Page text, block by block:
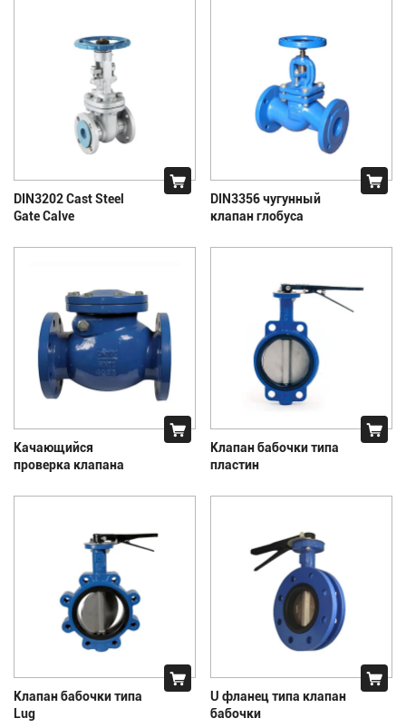
DIN3202 Cast Steel
Gate Calve
DIN3356 чугунный
клапан глобуса
Качающийся
проверка клапана
Клапан бабочки типа
пластин
Клапан бабочки типа
Lug
U фланец типа клапан
бабочки